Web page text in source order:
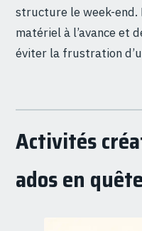
structure le week-end.
matériel à l’avance et
éviter la frustration
Activités
ados en